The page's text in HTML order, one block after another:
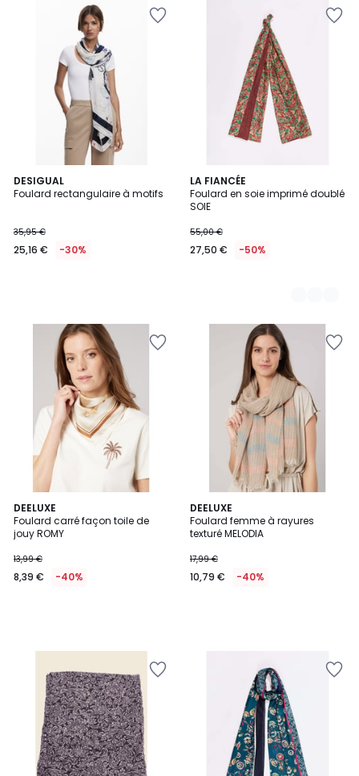
DESIGUAL
Foulard rectangulaire à motifs
35,95 €
25,16 € -30%
LA FIANCÉE
Foulard en soie imprimé doublé
SOIE
55,00 €
27,50 € -50%
2
Couleurs
DEELUXE
Foulard carré façon toile de
jouy ROMY
13,99 €
8,39 € -40%
DEELUXE
Foulard femme à rayures
texturé MELODIA
17,99 €
10,79 € -40%